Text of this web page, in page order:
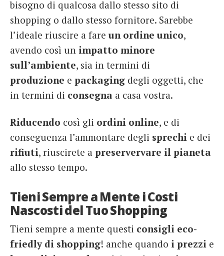
bisogno di qualcosa dallo stesso sito di
shopping o dallo stesso fornitore. Sarebbe
l’ideale riuscire a fare un ordine unico,
avendo così un impatto minore
sull’ambiente, sia in termini di
produzione e packaging degli oggetti, che
in termini di consegna a casa vostra.
Riducendo così gli ordini online, e di
conseguenza l’ammontare degli sprechi e dei
rifiuti, riuscirete a preservervare il pianeta
allo stesso tempo.
Tieni Sempre a Mente i Costi
Nascosti del Tuo Shopping
Tieni sempre a mente questi consigli eco-
friedly di shopping! anche quando i prezzi e